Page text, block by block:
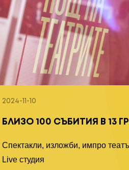
2024-11-10
БЛИЗО 100 СЪБИТИЯ В 13
Спектакли, изложби, импро
Liveстудия